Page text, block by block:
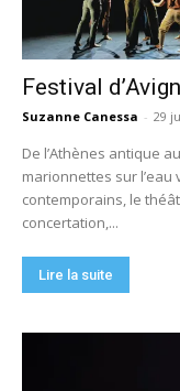
Festival
Suzanne Canessa - 29
De l’Athènes antique
marionnettes sur
contemporains, le
concertation,...
Lire la suite